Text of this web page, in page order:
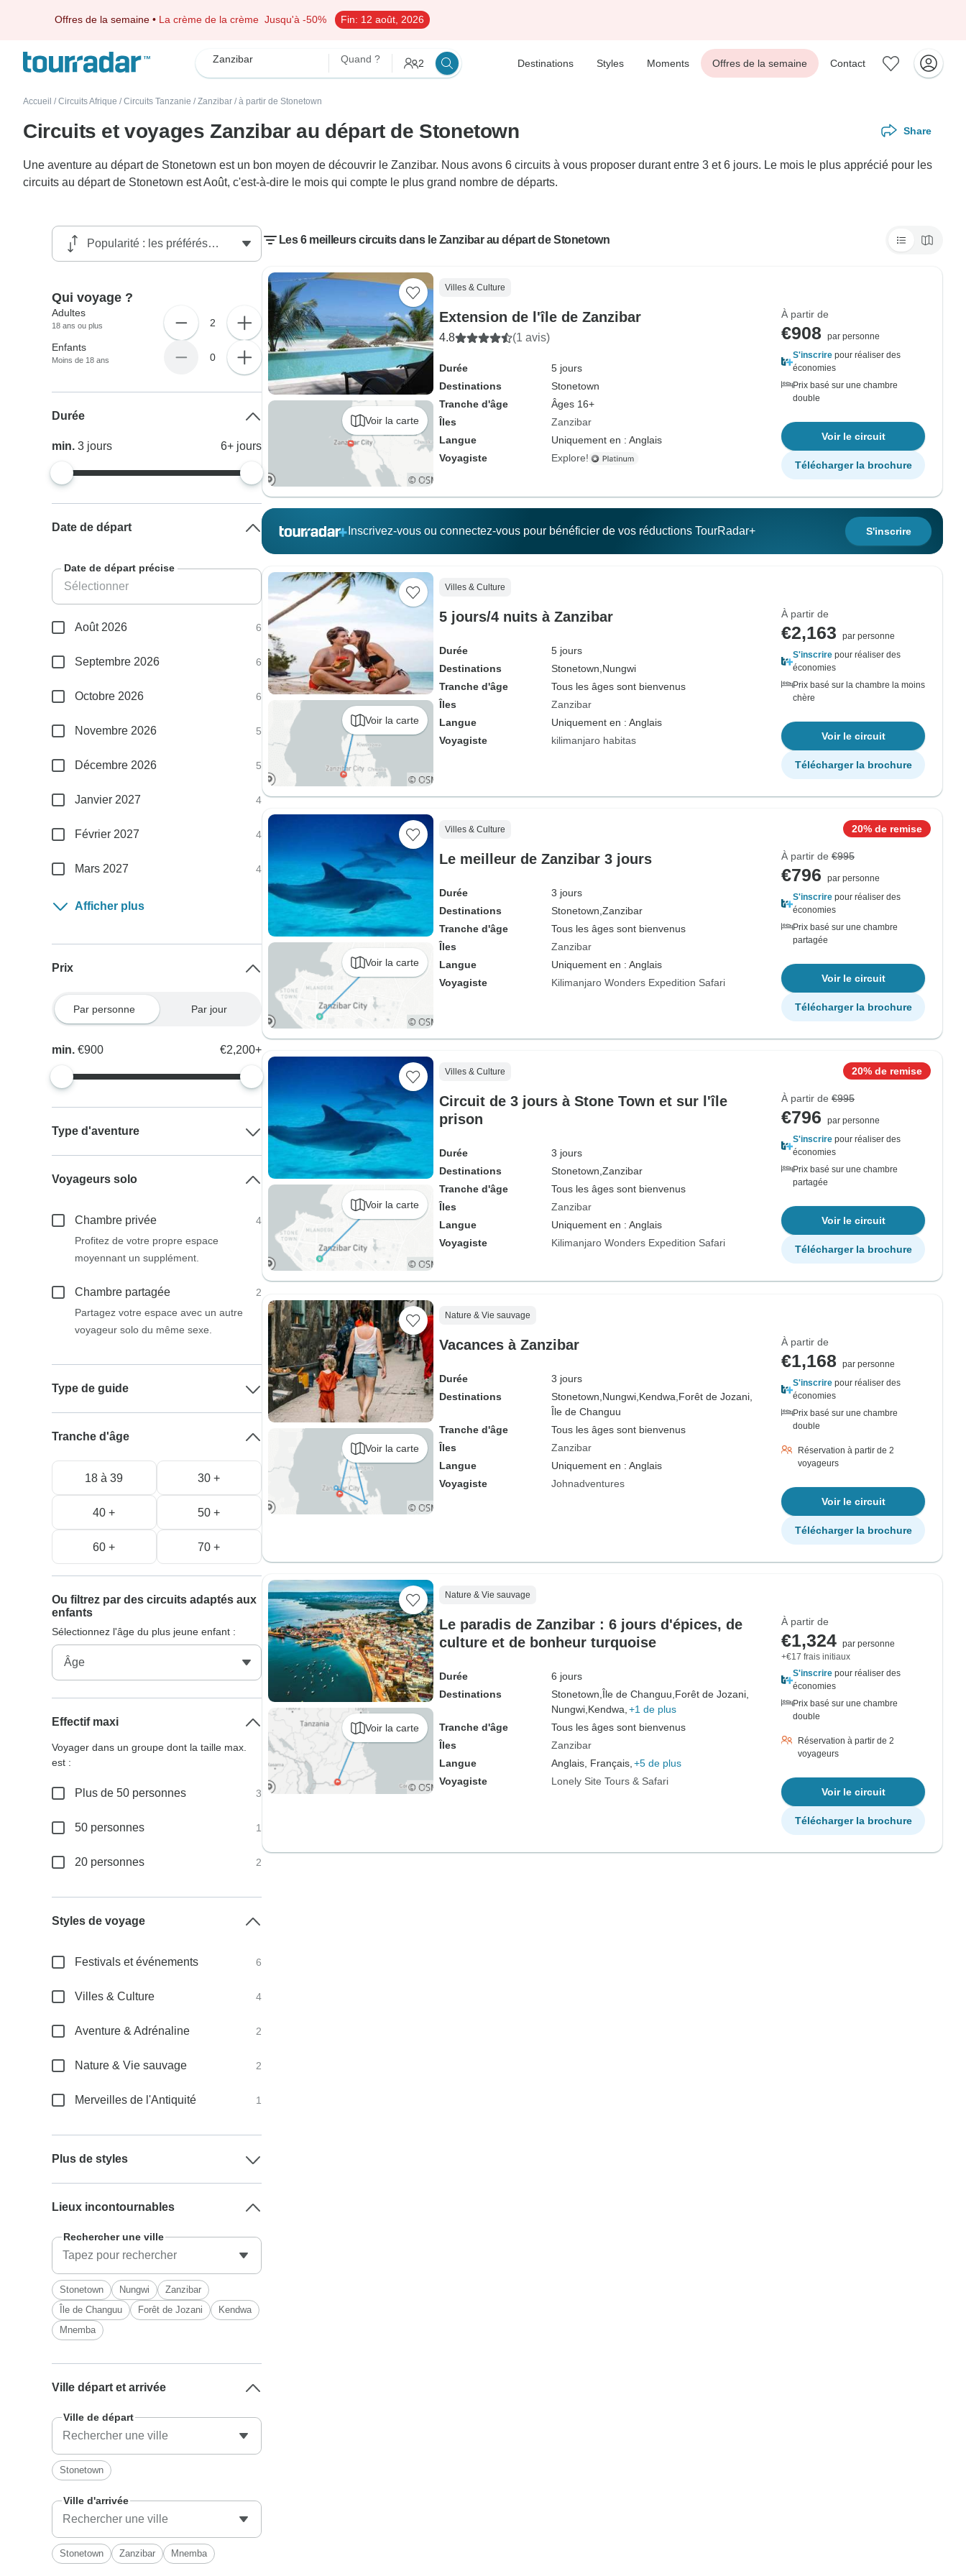
Offres de la semaine • La crème de la crème Jusqu'à -50% Fin: 12 août, 2026
Zanzibar Quand ? 2 Destinations Styles Moments Offres de la semaine Contact
Accueil / Circuits Afrique / Circuits Tanzanie / Zanzibar / à partir de Stonetown
Circuits et voyages Zanzibar au départ de Stonetown Share
Une aventure au départ de Stonetown est un bon moyen de découvrir le Zanzibar. Nous avons 6 circuits à vous proposer durant entre 3 et 6 jours. Le mois le plus apprécié pour les
circuits au départ de Stonetown est Août, c'est-à-dire le mois qui compte le plus grand nombre de départs.
Les 6 meilleurs circuits dans le Zanzibar au départ de Stonetown
Voir la carte
Villes & Culture
Extension de l'île de Zanzibar
4.8 (1 avis)
Durée
5 jours
Destinations
Stonetown
Tranche d'âge
Âges 16+
Îles
Zanzibar
Langue
Uniquement en : Anglais
Voyagiste
Explore!
À partir de
€908
par personne
S'inscrire pour réaliser des
économies
Prix basé sur une chambre
double
Voir le circuit
Télécharger la brochure
Inscrivez-vous ou connectez-vous pour bénéficier de vos réductions TourRadar+ S'inscrire
Voir la carte
Villes & Culture
5 jours/4 nuits à Zanzibar
Durée
5 jours
Destinations
Stonetown, Nungwi
Tranche d'âge
Tous les âges sont bienvenus
Îles
Zanzibar
Langue
Uniquement en : Anglais
Voyagiste
kilimanjaro habitas
À partir de
€2,163
par personne
S'inscrire pour réaliser des
économies
Prix basé sur la chambre la moins
chère
Voir le circuit
Télécharger la brochure
Voir la carte
Villes & Culture
Le meilleur de Zanzibar 3 jours
Durée
3 jours
Destinations
Stonetown, Zanzibar
Tranche d'âge
Tous les âges sont bienvenus
Îles
Zanzibar
Langue
Uniquement en : Anglais
Voyagiste
Kilimanjaro Wonders Expedition Safari
20% de remise
À partir de €995
€796
par personne
S'inscrire pour réaliser des
économies
Prix basé sur une chambre
partagée
Voir le circuit
Télécharger la brochure
Voir la carte
Villes & Culture
Circuit de 3 jours à Stone Town et sur l'île
prison
Durée
3 jours
Destinations
Stonetown, Zanzibar
Tranche d'âge
Tous les âges sont bienvenus
Îles
Zanzibar
Langue
Uniquement en : Anglais
Voyagiste
Kilimanjaro Wonders Expedition Safari
20% de remise
À partir de €995
€796
par personne
S'inscrire pour réaliser des
économies
Prix basé sur une chambre
partagée
Voir le circuit
Télécharger la brochure
Voir la carte
Nature & Vie sauvage
Vacances à Zanzibar
Durée
3 jours
Destinations
Stonetown, Nungwi, Kendwa, Forêt de Jozani,
Île de Changuu
Tranche d'âge
Tous les âges sont bienvenus
Îles
Zanzibar
Langue
Uniquement en : Anglais
Voyagiste
Johnadventures
À partir de
€1,168
par personne
S'inscrire pour réaliser des
économies
Prix basé sur une chambre
double
Réservation à partir de 2
voyageurs
Voir le circuit
Télécharger la brochure
Voir la carte
Nature & Vie sauvage
Le paradis de Zanzibar : 6 jours d'épices, de
culture et de bonheur turquoise
Durée
6 jours
Destinations
Stonetown, Île de Changuu, Forêt de Jozani,
Nungwi, Kendwa, +1 de plus
Tranche d'âge
Tous les âges sont bienvenus
Îles
Zanzibar
Langue
Anglais, Français, +5 de plus
Voyagiste
Lonely Site Tours & Safari
À partir de
€1,324 par personne
+€17 frais initiaux
S'inscrire pour réaliser des
économies
Prix basé sur une chambre
double
Réservation à partir de 2
voyageurs
Voir le circuit
Télécharger la brochure
Qui voyage ?
Adultes
18 ans ou plus 2
Enfants
Moins de 18 ans 0
Durée
min.3 jours 6+ jours
Date de départ
Date de départ précise
Août 2026 6
Septembre 2026 6
Octobre 2026 6
Novembre 2026 5
Décembre 2026 5
Janvier 2027 4
Février 2027 4
Mars 2027 4
Afficher plus
Prix
Par personne Par jour
min.€900 €2,200+
Type d'aventure
Voyageurs solo
Chambre privée
4
Profitez de votre propre espace
moyennant un supplément.
Chambre partagée
2
Partagez votre espace avec un autre
voyageur solo du même sexe.
Type de guide
Tranche d'âge
18 à 39 30 +
40 + 50 +
60 + 70 +
Ou filtrez par des circuits adaptés aux
enfants
Sélectionnez l'âge du plus jeune enfant :
Effectif maxi
Voyager dans un groupe dont la taille max.
est :
Plus de 50 personnes 3
50 personnes 1
20 personnes 2
Styles de voyage
Festivals et événements 6
Villes & Culture 4
Aventure & Adrénaline 2
Nature & Vie sauvage 2
Merveilles de l'Antiquité 1
Plus de styles
Lieux incontournables
Rechercher une ville
Stonetown Nungwi
Zanzibar
Île de Changuu
Forêt de Jozani
Kendwa
Mnemba
Ville départ et arrivée
Ville de départ
Stonetown
Ville d'arrivée
Stonetown Zanzibar Mnemba